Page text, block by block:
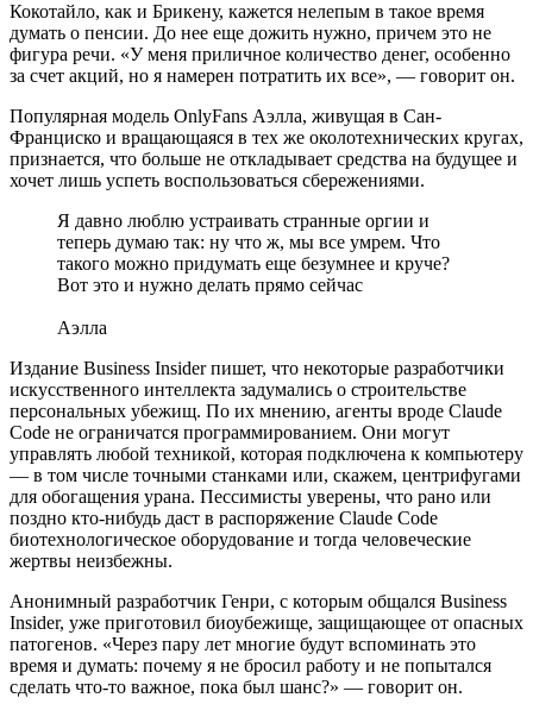
Кокотайло, как и Брикену, кажется нелепым в такое время
думать о пенсии. До нее еще дожить нужно, причем это не
фигура речи. «У меня приличное количество денег, особенно
за счет акций, но я намерен потратить их все», — говорит он.
Популярная модель OnlyFans Аэлла, живущая в Сан-
Франциско и вращающаяся в тех же околотехнических кругах,
признается, что больше не откладывает средства на будущее и
хочет лишь успеть воспользоваться сбережениями.
Я давно люблю устраивать странные оргии и
теперь думаю так: ну что ж, мы все умрем. Что
такого можно придумать еще безумнее и круче?
Вот это и нужно делать прямо сейчас
Аэлла
Издание Business Insider пишет, что некоторые разработчики
искусственного интеллекта задумались о строительстве
персональных убежищ. По их мнению, агенты вроде Claude
Code не ограничатся программированием. Они могут
управлять любой техникой, которая подключена к компьютеру
— в том числе точными станками или, скажем, центрифугами
для обогащения урана. Пессимисты уверены, что рано или
поздно кто-нибудь даст в распоряжение Claude Code
биотехнологическое оборудование и тогда человеческие
жертвы неизбежны.
Анонимный разработчик Генри, с которым общался Business
Insider, уже приготовил биоубежище, защищающее от опасных
патогенов. «Через пару лет многие будут вспоминать это
время и думать: почему я не бросил работу и не попытался
сделать что-то важное, пока был шанс?» — говорит он.